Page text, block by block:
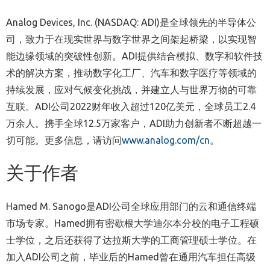
Analog Devices, Inc. (NASDAQ: ADI)是全球领先的半导体公
司，致力于在现实世界与数字世界之间架起桥梁，以实现智
能边缘领域的突破性创新。ADI提供结合模拟、数字和软件技
术的解决方案，推动数字化工厂、汽车和数字医疗等领域的
持续发展，应对气候变化挑战，并建立人与世界万物的可靠
互联。ADI公司2022财年收入超过120亿美元，全球员工2.4
万余人。携手全球12.5万家客户，ADI助力创新者不断超越一
切可能。更多信息，请访问www.analog.com/cn。
关于作者
Hamed M. Sanogo是ADI公司全球应用部门的云和通信终端
市场专家。Hamed拥有密歇根大学迪尔本分校的电子工程硕
士学位，之后还获得了达拉斯大学的工商管理硕士学位。在
加入ADI公司之前，毕业后的Hamed曾在通用汽车担任高级